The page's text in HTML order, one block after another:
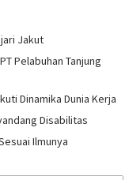
Jakut
Pelabuhan Tanjung
Dinamika Dunia Kerja
Disabilitas
Ilmunya